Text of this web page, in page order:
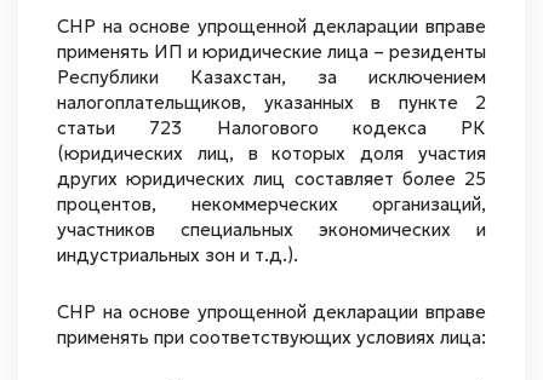
СНР на основе упрощенной декларации вправе
применять ИП и юридические лица – резиденты
Республики Казахстан, за исключением
налогоплательщиков, указанных в пункте 2
статьи 723 Налогового кодекса РК
(юридических лиц, в которых доля участия
других юридических лиц составляет более 25
процентов, некоммерческих организаций,
участников специальных экономических и
индустриальных зон и т.д.).
СНР на основе упрощенной декларации вправе
применять при соответствующих условиях лица: